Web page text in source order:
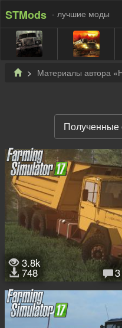
STMods - лучшие моды
Материалы автора
Полученные
3.8k
748 3